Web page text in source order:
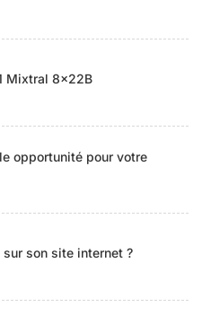
Mixtral 8x22B
opportunité pour votre
son site internet ?